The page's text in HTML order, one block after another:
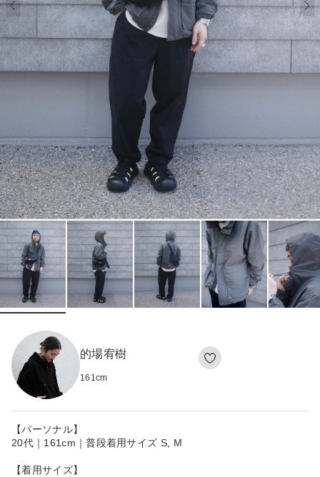
的場宥樹
161cm
【パーソナル】
20代｜161cm｜普段着用サイズ S, M
【着用サイズ】